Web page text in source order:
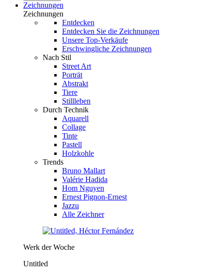
Zeichnungen
Zeichnungen
Entdecken
Entdecken Sie die Zeichnungen
Unsere Top-Verkäufe
Erschwingliche Zeichnungen
Nach Stil
Street Art
Porträt
Abstrakt
Tiere
Stillleben
Durch Technik
Aquarell
Collage
Tinte
Pastell
Holzkohle
Trends
Bruno Mallart
Valérie Hadida
Hom Nguyen
Ernest Pignon-Ernest
Jazzu
Alle Zeichner
Werk der Woche
Untitled